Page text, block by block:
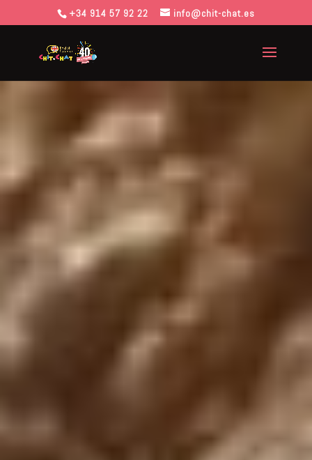
+34 914 57 92 22 info@chit-chat.es